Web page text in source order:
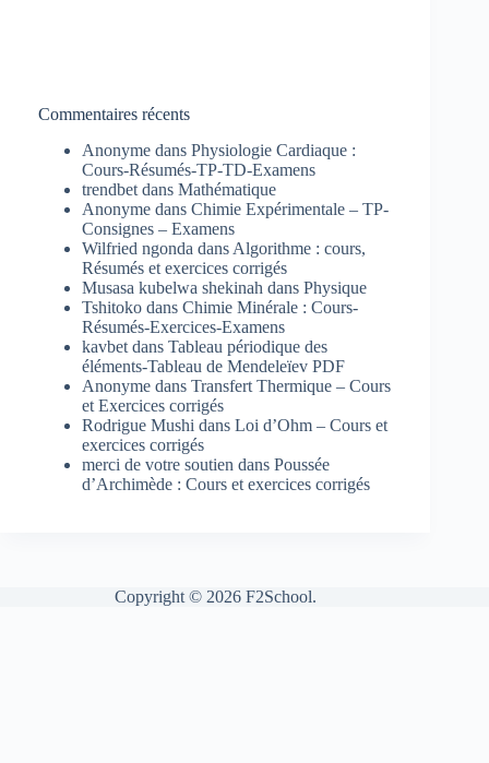
Commentaires récents
Anonyme dans Physiologie Cardiaque :
Cours-Résumés-TP-TD-Examens
trendbet dans Mathématique
Anonyme dans Chimie Expérimentale – TP-
Consignes – Examens
Wilfried ngonda dans Algorithme : cours,
Résumés et exercices corrigés
Musasa kubelwa shekinah dans Physique
Tshitoko dans Chimie Minérale : Cours-
Résumés-Exercices-Examens
kavbet dans Tableau périodique des
éléments-Tableau de Mendeleïev PDF
Anonyme dans Transfert Thermique – Cours
et Exercices corrigés
Rodrigue Mushi dans Loi d’Ohm – Cours et
exercices corrigés
merci de votre soutien dans Poussée
d’Archimède : Cours et exercices corrigés
Copyright © 2026 F2School.